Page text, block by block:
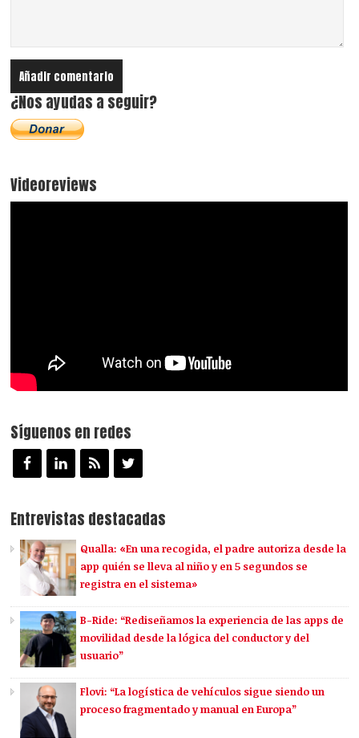
¿Nos ayudas a seguir?
Videoreviews
Síguenos en redes
Entrevistas destacadas
Qualla: «En una recogida, el padre autoriza desde la
app quién se lleva al niño y en 5 segundos se
registra en el sistema»
B-Ride: “Rediseñamos la experiencia de las apps de
movilidad desde la lógica del conductor y del
usuario”
Flovi: “La logística de vehículos sigue siendo un
proceso fragmentado y manual en Europa”